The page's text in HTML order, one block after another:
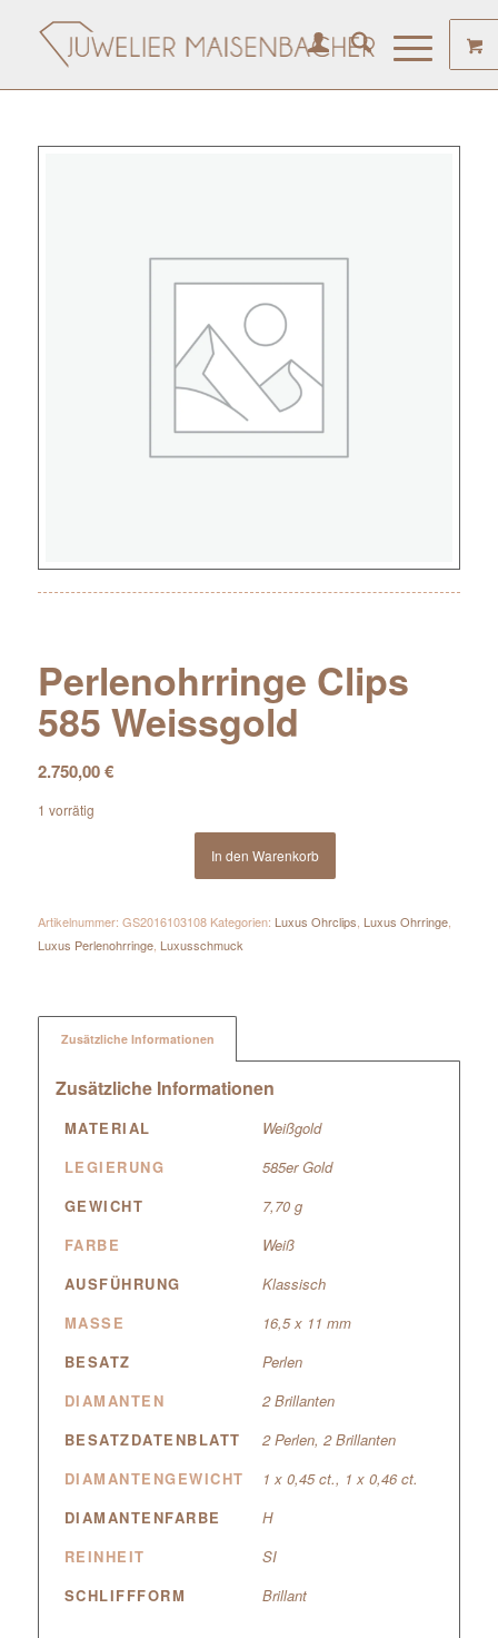
Perlenohrringe Clips
585 Weissgold
2.750,00€
1 vorrätig
In den Warenkorb
Artikelnummer: GS2016103108 Kategorien: Luxus Ohrclips Luxus Ohrringe,
Luxus Perlenohrringe, Luxusschmuck
Zusätzliche Informationen
Zusätzliche Informationen
MATERIAL
Weißgold
LEGIERUNG
585er Gold
GEWICHT
7,70 g
FARBE
Weiß
AUSFÜHRUNG
Klassisch
MASSE
16,5 x 11 mm
BESATZ
Perlen
DIAMANTEN
2 Brillanten
BESATZDATENBLATT
2 Perlen, 2 Brillanten
DIAMANTENGEWICHT
1 x 0,45 ct., 1 x 0,46 ct.
DIAMANTENFARBE
H
REINHEIT
SI
SCHLIFFFORM
Brillant